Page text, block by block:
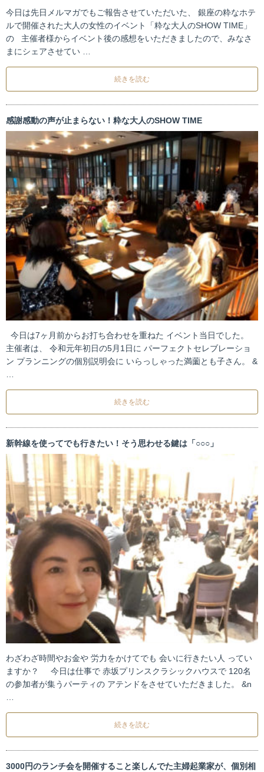
今日は先日メルマガでもご報告させていただいた、 銀座の粋なホテ
ルで開催された大人の女性のイベント「粋な大人のSHOW TIME」
の 主催者様からイベント後の感想をいただきましたので、みなさ
まにシェアさせてい …
続きを読む
感謝感動の声が止まらない！粋な大人のSHOW TIME
今日は7ヶ月前からお打ち合わせを重ねた イベント当日でした。
主催者は、 令和元年初日の5月1日に パーフェクトセレブレーショ
ン プランニングの個別説明会に いらっしゃった満薗とも子さん。 &
続きを読む
新幹線を使ってでも行きたい！そう思わせる鍵は「○○○」
わざわざ時間やお金や 労力をかけてでも 会いに行きたい人 ってい
ますか？ 今日は仕事で 赤坂プリンスクラシックハウスで 120名
の参加者が集うパーティの アテンドをさせていただきました。 &n
続きを読む
3000円のランチ会を開催すること楽しんでた主婦起業家が、個別相